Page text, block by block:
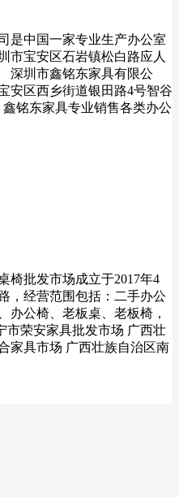
是中国一家专业生产办公室
市宝安区石岩镇松白路应人
深圳市鑫铭东家具有限公
安区西乡街道银田路4号智谷
铭东家具专业销售各类办公
椅批发市场成立于2017年4
，经营范围包括：二手办公
办公椅、老板桌、老板椅，
市荣安家具批发市场 广西壮
家具市场 广西壮族自治区南